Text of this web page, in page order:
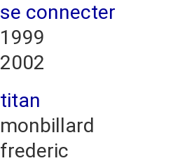
se connecter
1999
2002
titan
monbillard
frederic